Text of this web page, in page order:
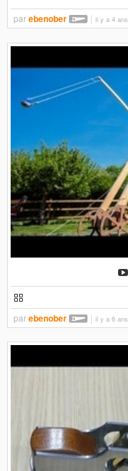
parebenober il y a 4 ans
parebenober il y a 6 ans